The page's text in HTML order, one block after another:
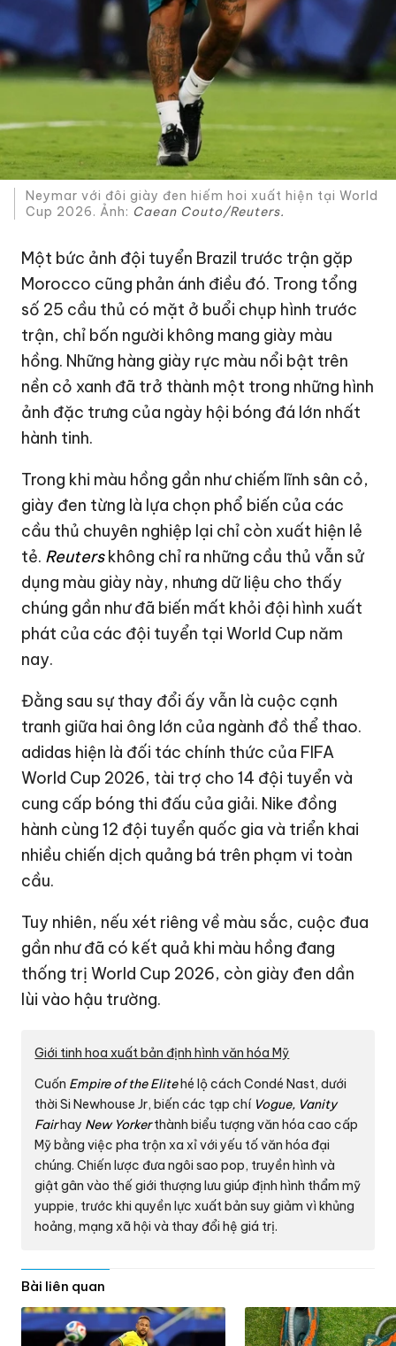
Neymar với đôi giày đen hiếm hoi xuất hiện tại World
Cup 2026. Ảnh: Caean Couto/Reuters.
Một bức ảnh đội tuyển Brazil trước trận gặp
Morocco cũng phản ánh điều đó. Trong tổng
số 25 cầu thủ có mặt ở buổi chụp hình trước
trận, chỉ bốn người không mang giày màu
hồng. Những hàng giày rực màu nổi bật trên
nền cỏ xanh đã trở thành một trong những hình
ảnh đặc trưng của ngày hội bóng đá lớn nhất
hành tinh.
Trong khi màu hồng gần như chiếm lĩnh sân cỏ,
giày đen từng là lựa chọn phổ biến của các
cầu thủ chuyên nghiệp lại chỉ còn xuất hiện lẻ
tẻ. Reuterskhông chỉ ra những cầu thủ vẫn sử
dụng màu giày này, nhưng dữ liệu cho thấy
chúng gần như đã biến mất khỏi đội hình xuất
phát của các đội tuyển tại World Cup năm
nay.
Đằng sau sự thay đổi ấy vẫn là cuộc cạnh
tranh giữa hai ông lớn của ngành đồ thể thao.
adidas hiện là đối tác chính thức của FIFA
World Cup 2026, tài trợ cho 14 đội tuyển và
cung cấp bóng thi đấu của giải. Nike đồng
hành cùng 12 đội tuyển quốc gia và triển khai
nhiều chiến dịch quảng bá trên phạm vi toàn
cầu.
Tuy nhiên, nếu xét riêng về màu sắc, cuộc đua
gần như đã có kết quả khi màu hồng đang
thống trị World Cup 2026, còn giày đen dần
lùi vào hậu trường.
Giới tinh hoa xuất bản định hình văn hóa Mỹ
Cuốn Empire of the Elitehé lộ cách Condé Nast, dưới
thời Si Newhouse Jr, biến các tạp chí Vogue, Vanity
Fairhay New Yorkerthành biểu tượng văn hóa cao cấp
Mỹ bằng việc pha trộn xa xỉ với yếu tố văn hóa đại
chúng. Chiến lược đưa ngôi sao pop, truyền hình và
giật gân vào thế giới thượng lưu giúp định hình thẩm mỹ
yuppie, trước khi quyền lực xuất bản suy giảm vì khủng
hoảng, mạng xã hội và thay đổi hệ giá trị.
Bài liên quan